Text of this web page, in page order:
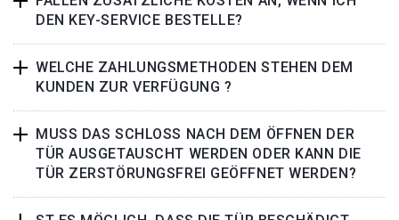
DEN KEY-SERVICE BESTELLE?
WELCHE ZAHLUNGSMETHODEN STEHEN DEM
KUNDEN ZUR VERFÜGUNG ?
MUSS DAS SCHLOSS NACH DEM ÖFFNEN DER
TÜR AUSGETAUSCHT WERDEN ODER KANN DIE
TÜR ZERSTÖRUNGSFREI GEÖFFNET WERDEN?